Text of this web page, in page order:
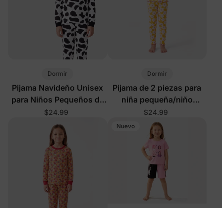
Dormir
Pijama Navideño Unisex
para Niños Pequeños de
2 Piezas Negro
$24.99
Dormir
Pijama de 2 piezas para
niña pequeña/niño
Halloween amarillo
$24.99
Nuevo